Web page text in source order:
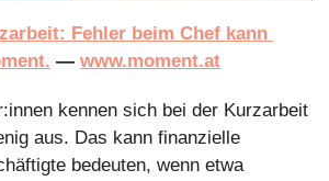
Fehler beim Chef kann
— www.moment.at
kennen sich bei der Kurzarbeit
aus. Das kann finanzielle
bedeuten, wenn etwa